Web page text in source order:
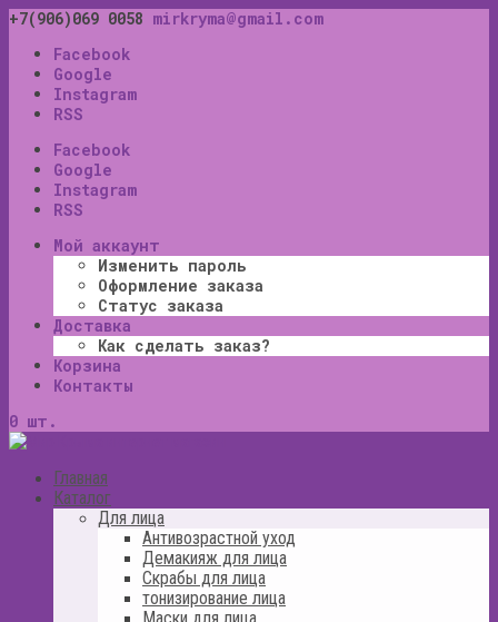
+7(906)069 0058 mirkryma@gmail.com
Facebook
Google
Instagram
RSS
Facebook
Google
Instagram
RSS
Мой аккаунт
Изменить пароль
Оформление заказа
Статус заказа
Доставка
Как сделать заказ?
Корзина
Контакты
0 шт.
Главная
Каталог
Для лица
Антивозрастной уход
Демакияж для лица
Скрабы для лица
тонизирование лица